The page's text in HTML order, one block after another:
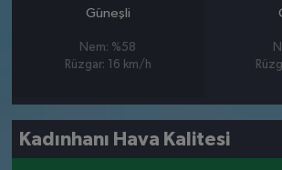
Güneşli
Nem: %58
Rüzgar: 16 km/h
Kadınhanı Hava Kalitesi